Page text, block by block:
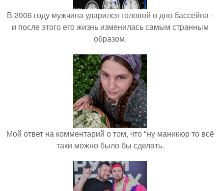
В 2006 году мужчина ударился головой о дно бассейна -
и после этого его жизнь изменилась самым странным
образом.
Мой ответ на комментарий о том, что "ну маникюр то всё
таки можно было бы сделать.